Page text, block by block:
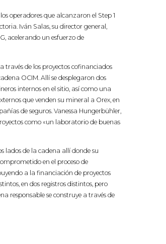
operadores que alcanzaron el Step 1
Iván Salas, su director general,
acelerando un esfuerzo de
través de los proyectos cofinanciados
OCIM. Allí se desplegaron dos
internos en el sitio, así como una
que venden su mineral a Orex, en
de seguros. Vanessa Hungerbühler,
como «un laboratorio de buenas
lados de la cadena allí donde su
en el proceso de
a la financiación de proyectos
en dos registros distintos, pero
responsable se construye a través de